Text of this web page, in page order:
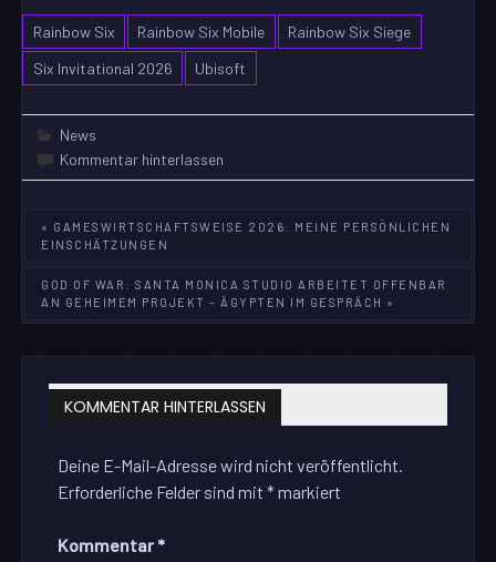
Rainbow Six Rainbow Six Mobile
Rainbow Six Siege
Six Invitational 2026
Ubisoft
News
Kommentar hinterlassen
Beitragsnavigation
« GAMESWIRTSCHAFTSWEISE 2026: MEINE PERSÖNLICHEN
EINSCHÄTZUNGEN
GOD OF WAR: SANTA MONICA STUDIO ARBEITET OFFENBAR
AN GEHEIMEM PROJEKT – ÄGYPTEN IM GESPRÄCH »
KOMMENTAR HINTERLASSEN
Deine E-Mail-Adresse wird nicht veröffentlicht.
Erforderliche Felder sind mit*markiert
Kommentar *